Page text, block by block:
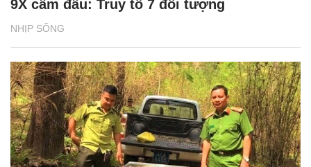
NHỊP SỐNG
9X cầm đầu: Truy tố 7 đối tượng